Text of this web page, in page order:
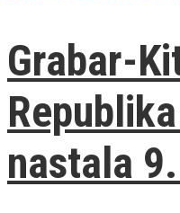
Grabar-
nastala